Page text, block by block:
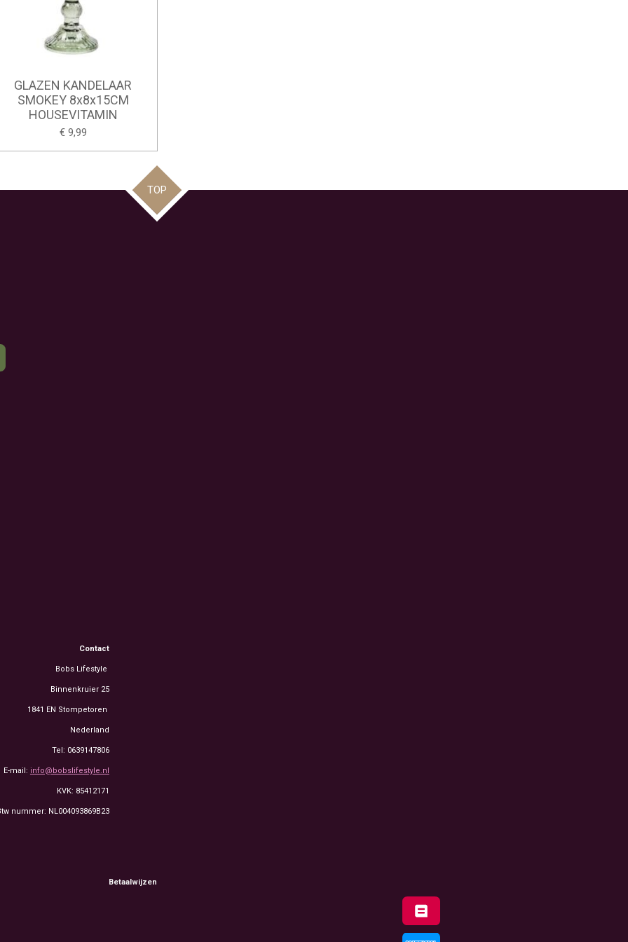
GLAZEN KANDELAAR
SMOKEY 8x8x15CM
HOUSEVITAMIN
€ 9,99
TOP
Contact
Bobs Lifestyle
Binnenkruier 25
1841 EN Stompetoren
Nederland
Tel: 0639147806
E-mail: info@bobslifestyle.nl
KVK: 85412171
nummer: NL004093869B23
Betaalwijzen